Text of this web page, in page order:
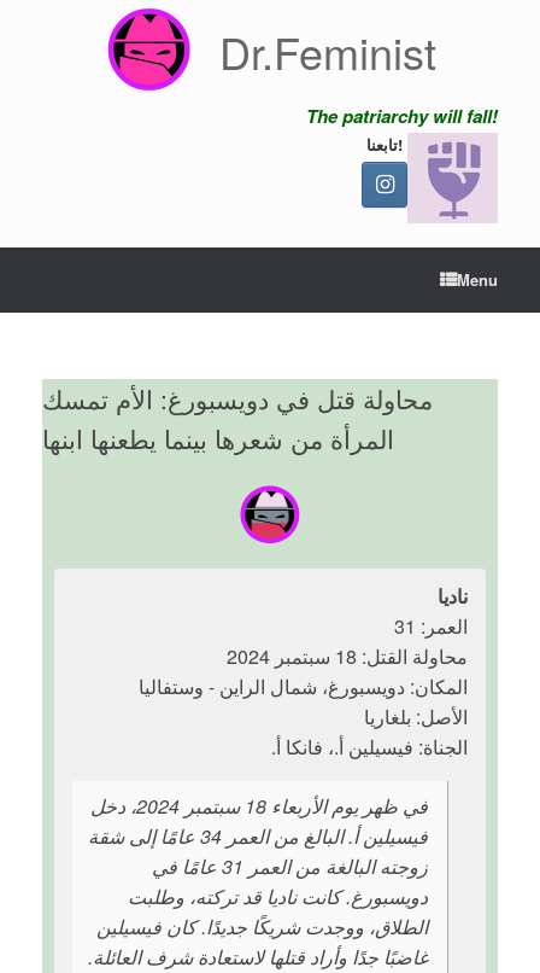
Dr.Feminist
The patriarchy will fall!
تابعنا!
Menu
محاولة قتل في دويسبورغ: الأم تمسك
المرأة من شعرها بينما يطعنها ابنها
ناديا
العمر: 31
محاولة القتل: 18 سبتمبر 2024
المكان: دويسبورغ، شمال الراين - وستفاليا
الأصل: بلغاريا
الجناة: فيسيلين أ.، فانكا أ.
في ظهر يوم الأربعاء 18 سبتمبر 2024، دخل
فيسيلين أ. البالغ من العمر 34 عامًا إلى شقة
زوجته البالغة من العمر 31 عامًا في
دويسبورغ. كانت ناديا قد تركته، وطلبت
الطلاق، ووجدت شريكًا جديدًا. كان فيسيلين
غاضبًا جدًا وأراد قتلها لاستعادة شرف العائلة.